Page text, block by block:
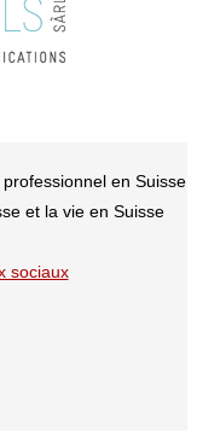
en Suisse
et la vie en Suisse
sociaux